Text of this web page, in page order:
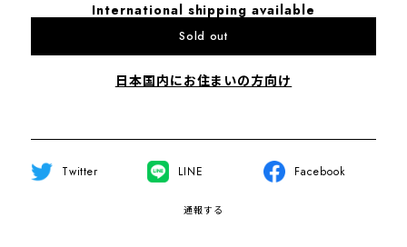
International shipping available
Sold out
日本国内にお住まいの方向け
Twitter LINE Facebook
通報する